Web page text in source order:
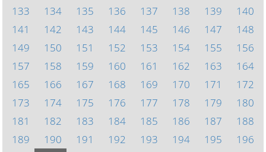
133
134 135 136 137 138 139
140
141
142 143 144 145 146 147
148
149
150 151 152 153 154 155
156
157
158 159 160 161 162 163
164
165
166 167 168 169 170 171
172
173
174 175 176 177 178 179
180
181
182 183 184 185 186 187
188
189
190 191 192 193 194 195
196